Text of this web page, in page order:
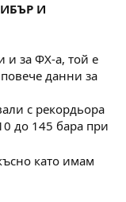
И
и за ФХ-а, той е
данни за
с рекордьора
до 145 бара при
като имам